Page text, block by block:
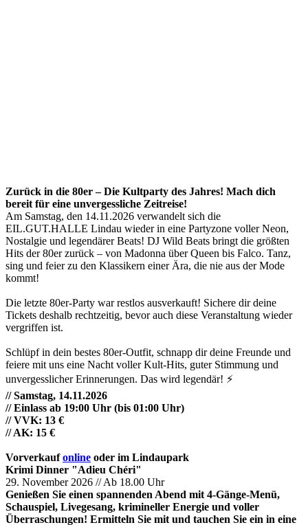
Zurück in die 80er – Die Kultparty des Jahres! Mach dich
bereit für eine unvergessliche Zeitreise!
Am Samstag, den 14.11.2026 verwandelt sich die
EIL.GUT.HALLE Lindau wieder in eine Partyzone voller Neon,
Nostalgie und legendärer Beats! DJ Wild Beats bringt die größten
Hits der 80er zurück – von Madonna über Queen bis Falco. Tanz,
sing und feier zu den Klassikern einer Ära, die nie aus der Mode
kommt!
Die letzte 80er-Party war restlos ausverkauft! Sichere dir deine
Tickets deshalb rechtzeitig, bevor auch diese Veranstaltung wieder
vergriffen ist.
Schlüpf in dein bestes 80er-Outfit, schnapp dir deine Freunde und
feiere mit uns eine Nacht voller Kult-Hits, guter Stimmung und
unvergesslicher Erinnerungen. Das wird legendär! ⚡
// Samstag, 14.11.2026
// Einlass ab 19:00 Uhr (bis 01:00 Uhr)
// VVK: 13 €
// AK: 15 €
Vorverkaufonline oder im Lindaupark
Krimi Dinner "Adieu Chéri"
29. November 2026 // Ab 18.00 Uhr
Genießen Sie einen spannenden Abend mit 4-Gänge-Menü,
Schauspiel, Livegesang, krimineller Energie und voller
Überraschungen! Ermitteln Sie mit und tauchen Sie ein in eine